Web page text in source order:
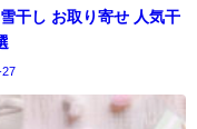
干し お取り寄せ 人気干
27